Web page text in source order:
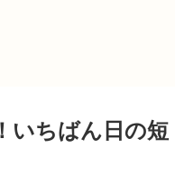
いちばん日の短